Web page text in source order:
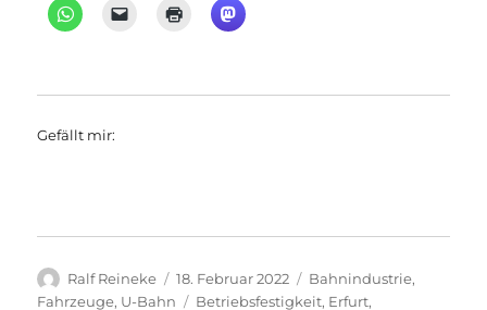
Gefällt mir:
Autor
Ralf Reineke
Veröffentlicht
am
18. Februar 2022 Kategorien
Bahnindustrie,
Fahrzeuge, U-Bahn Schlagwörter
Betriebsfestigkeit, Erfurt,